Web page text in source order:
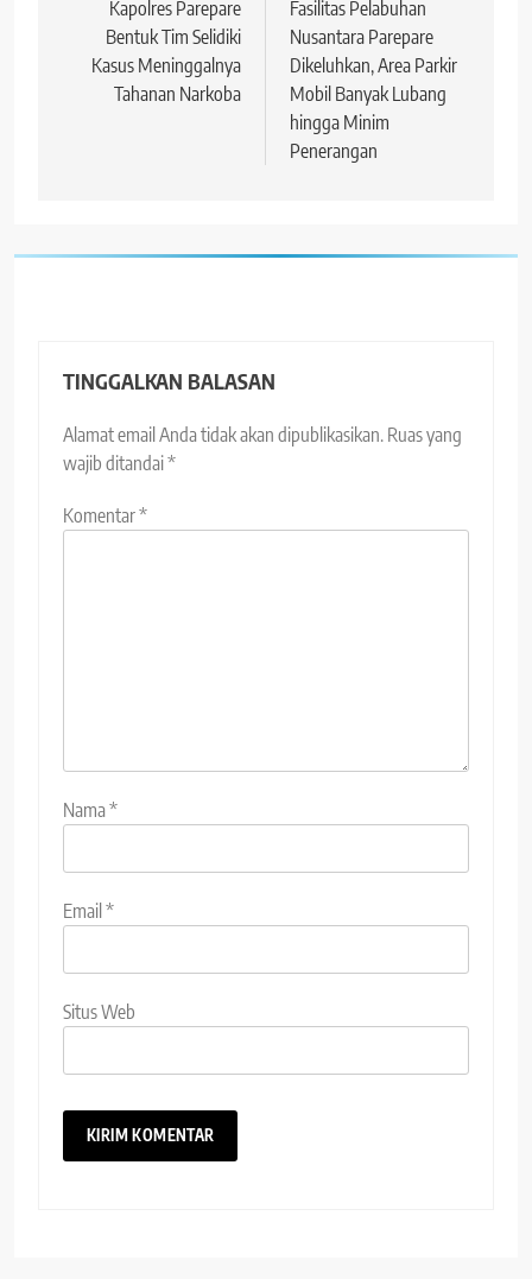
Kapolres Parepare
Bentuk Tim Selidiki
Kasus Meninggalnya
Tahanan Narkoba
Fasilitas Pelabuhan
Nusantara Parepare
Dikeluhkan, Area Parkir
Mobil Banyak Lubang
hingga Minim
Penerangan
TINGGALKAN BALASAN
Alamat email Anda tidak akan dipublikasikan. Ruas yang
wajib ditandai*
Komentar*
Nama*
Email*
Situs Web